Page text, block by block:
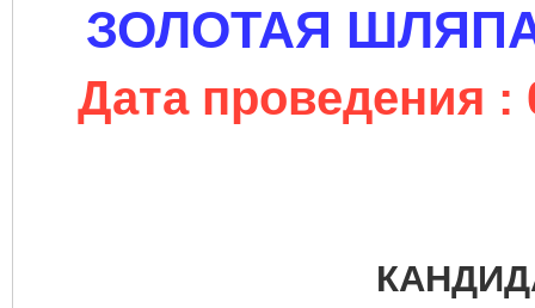
ЗОЛОТАЯ
Дата проведения :